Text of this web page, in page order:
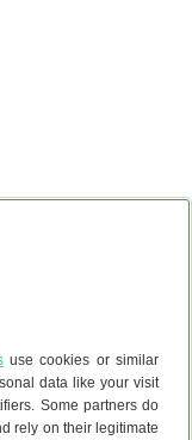
use cookies or similar
data like your visit
Some partners do
rely on their legitimate